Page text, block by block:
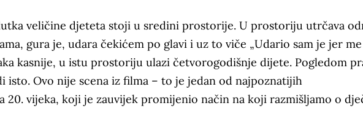
veličine djeteta stoji u sredini prostorije. U prostoriju utrčava
gura je, udara čekićem po glavi i uz to viče „Udario sam je jer me
kasnije, u istu prostoriju ulazi četvorogodišnje dijete. Pogledom
Ovo nije scena iz filma – to je jedan od najpoznatijih
20. vijeka, koji je zauvijek promijenio način na koji razmišljamo o